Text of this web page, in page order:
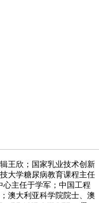
欣；国家乳业技术创新
大学糖尿病教育课程主任
心主任于学军；中国工程
澳大利亚科学院院士、澳